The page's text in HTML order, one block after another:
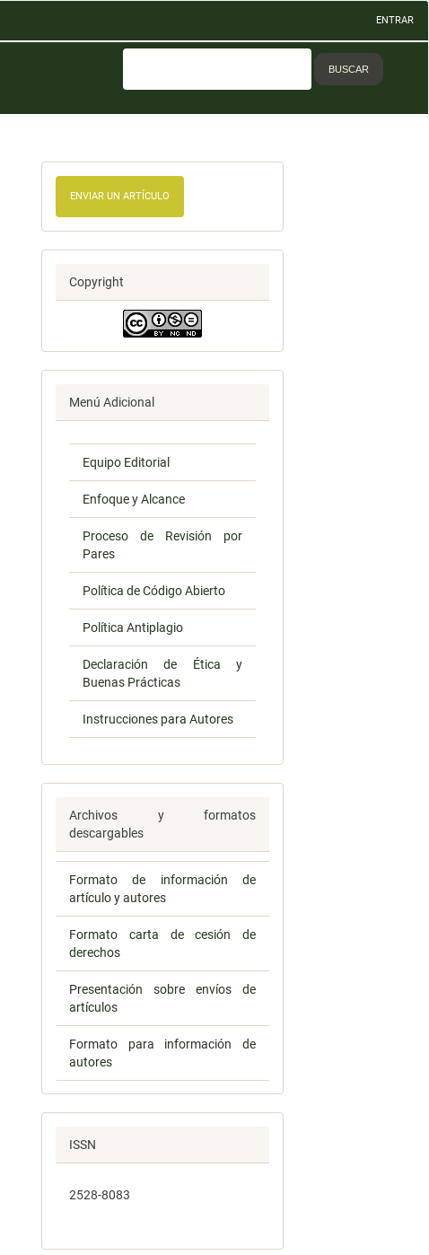
ENTRAR
BUSCAR
ENVIAR UN ARTÍCULO
Copyright
Menú Adicional
Equipo Editorial
Enfoque y Alcance
Proceso de Revisión por
Pares
Política de Código Abierto
Política Antiplagio
Declaración de Ética y
Buenas Prácticas
Instrucciones para Autores
Archivos y formatos
descargables
Formato de información de
artículo y autores
Formato carta de cesión de
derechos
Presentación sobre envíos de
artículos
Formato para información de
autores
ISSN
2528-8083